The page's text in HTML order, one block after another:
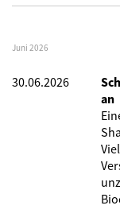
Juni 2026
30.06.2026
an